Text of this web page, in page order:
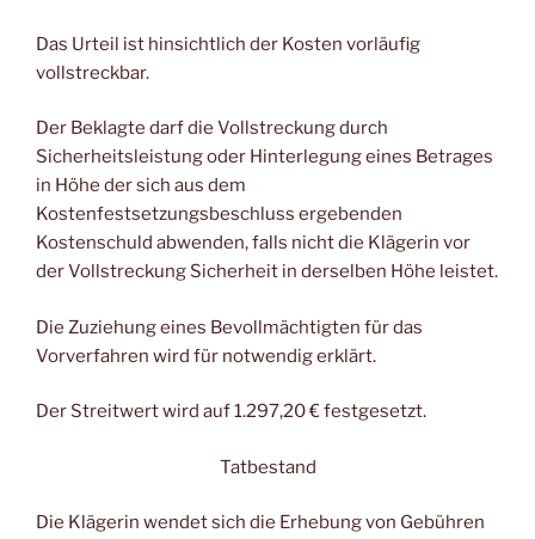
Das Urteil ist hinsichtlich der Kosten vorläufig
vollstreckbar.
Der Beklagte darf die Vollstreckung durch
Sicherheitsleistung oder Hinterlegung eines Betrages
in Höhe der sich aus dem
Kostenfestsetzungsbeschluss ergebenden
Kostenschuld abwenden, falls nicht die Klägerin vor
der Vollstreckung Sicherheit in derselben Höhe leistet.
Die Zuziehung eines Bevollmächtigten für das
Vorverfahren wird für notwendig erklärt.
Der Streitwert wird auf 1.297,20 € festgesetzt.
Tatbestand
Die Klägerin wendet sich die Erhebung von Gebühren